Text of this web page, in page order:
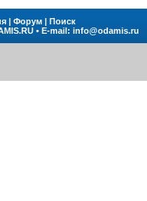
| Форум | Поиск
• E-mail: info@odamis.ru